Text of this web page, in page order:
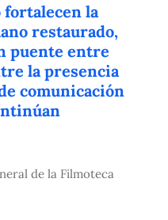
fortalecen la
restaurado,
puente entre
la presencia
comunicación
de la Filmoteca